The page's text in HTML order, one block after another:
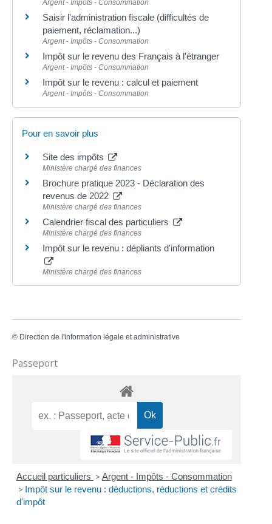
Argent - Impôts - Consommation
Saisir l'administration fiscale (difficultés de
paiement, réclamation...)
Argent - Impôts - Consommation
Impôt sur le revenu des Français à l'étranger
Argent - Impôts - Consommation
Impôt sur le revenu : calcul et paiement
Argent - Impôts - Consommation
Pour en savoir plus
Site des impôts
Ministère chargé des finances
Brochure pratique 2023 - Déclaration des
revenus de 2022
Ministère chargé des finances
Calendrier fiscal des particuliers
Ministère chargé des finances
Impôt sur le revenu : dépliants d'information
Ministère chargé des finances
© Direction de l'information légale et administrative
Passeport
Accueil particuliers > Argent - Impôts - Consommation
> Impôt sur le revenu : déductions, réductions et crédits
d'impôt